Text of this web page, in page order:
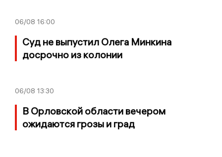
06/08 16:00
Суд не выпустил Олега Минкина
досрочно из колонии
06/08 13:30
В Орловской области вечером
ожидаются грозы и град